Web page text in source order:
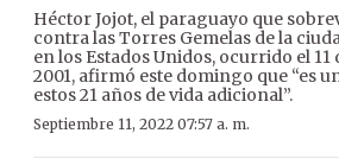
Héctor Jojot, el paraguayo que
contra las Torres Gemelas de la
en los Estados Unidos, ocurrido el 11
2001, afirmó este domingo que “es
estos 21 años de vida adicional”.
Septiembre 11, 2022 07:57 a. m.